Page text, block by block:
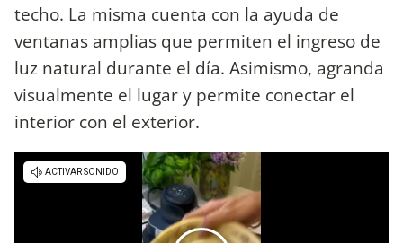
techo. La misma cuenta con la ayuda de
ventanas amplias que permiten el ingreso de
luz natural durante el día. Asimismo, agranda
visualmente el lugar y permite conectar el
interior con el exterior.